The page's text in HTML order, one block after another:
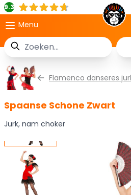
9.3
Menu
Zoek
Flamenco danseres
Spaanse Schone Zwart
Jurk, nam choker